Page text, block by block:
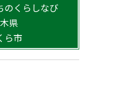
のくらしなび
県
ら市